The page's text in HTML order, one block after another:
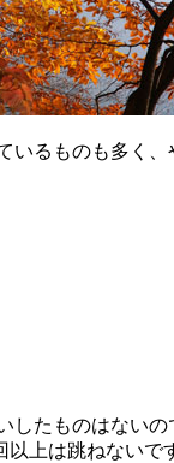
るものも多く
たものはない
上は跳ねないで